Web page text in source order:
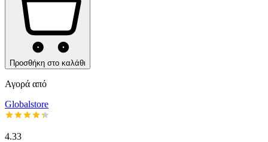
Προσθήκη στο καλάθι
Αγορά από
Globalstore
4.33